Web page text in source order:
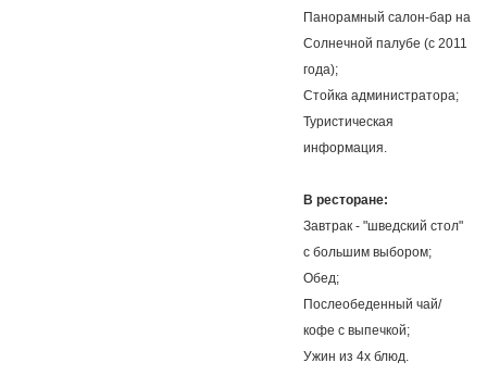
Панорамный салон-бар на
Солнечной палубе (с 2011
года);
Стойка администратора;
Туристическая
информация.
В ресторане:
Завтрак - "шведский стол"
с большим выбором;
Обед;
Послеобеденный чай/
кофе с выпечкой;
Ужин из 4х блюд.